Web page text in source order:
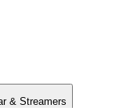
& Streamers